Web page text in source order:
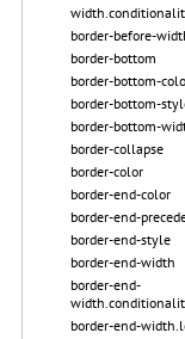
border-before-
border-bottom
border-bottom-
border-bottom-
border-bottom-
border-collapse
border-color
border-end-color
border-end-
border-end-style
border-end-width
border-end-
border-end-